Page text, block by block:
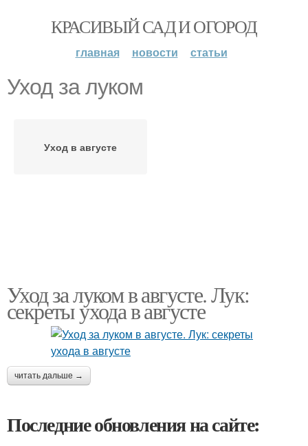
КРАСИВЫЙ САД И ОГОРОД
главная новости статьи
Уход за луком
Уход в августе
Уход за луком в августе. Лук:
секреты ухода в августе
читать дальше →
Последние обновления на сайте: